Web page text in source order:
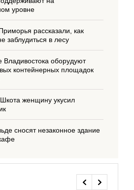
уровне
рассказали, как
заблудиться в лесу
Владивостока оборудуют
контейнерных площадок
женщину укусил
сносят незаконное здание